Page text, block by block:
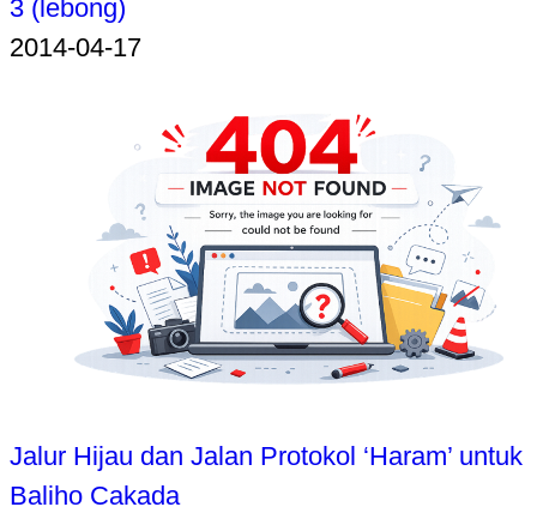
3 (lebong)
2014-04-17
Jalur Hijau dan Jalan Protokol ‘Haram’ untuk
Baliho Cakada